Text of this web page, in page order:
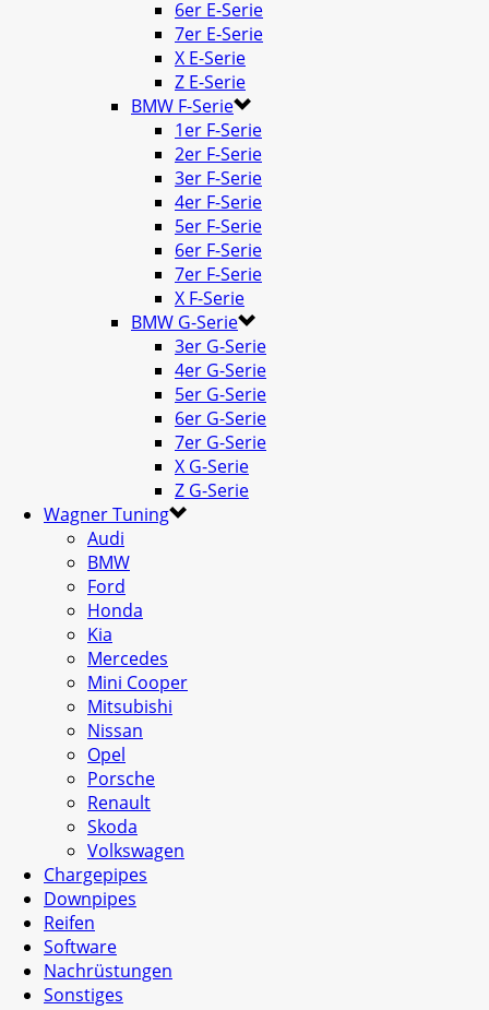
6er E-Serie
7er E-Serie
X E-Serie
Z E-Serie
BMW F-Serie
1er F-Serie
2er F-Serie
3er F-Serie
4er F-Serie
5er F-Serie
6er F-Serie
7er F-Serie
X F-Serie
BMW G-Serie
3er G-Serie
4er G-Serie
5er G-Serie
6er G-Serie
7er G-Serie
X G-Serie
Z G-Serie
Wagner Tuning
Audi
BMW
Ford
Honda
Kia
Mercedes
Mini Cooper
Mitsubishi
Nissan
Opel
Porsche
Renault
Skoda
Volkswagen
Chargepipes
Downpipes
Reifen
Software
Nachrüstungen
Sonstiges